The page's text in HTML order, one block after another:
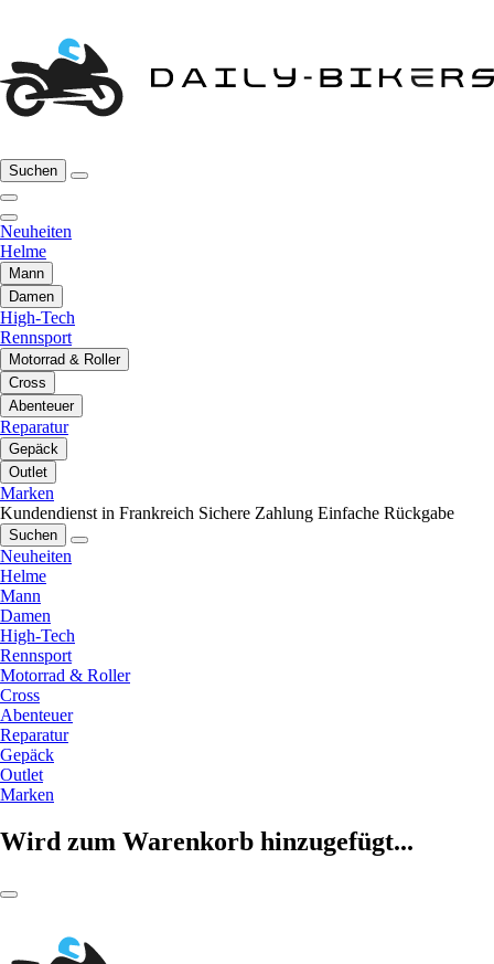
Suchen
Neuheiten
Helme
Mann
Damen
High-Tech
Rennsport
Motorrad & Roller
Cross
Abenteuer
Reparatur
Gepäck
Outlet
Marken
Kundendienst in Frankreich Sichere Zahlung Einfache Rückgabe
Suchen
Neuheiten
Helme
Mann
Damen
High-Tech
Rennsport
Motorrad & Roller
Cross
Abenteuer
Reparatur
Gepäck
Outlet
Marken
Wird zum Warenkorb hinzugefügt...